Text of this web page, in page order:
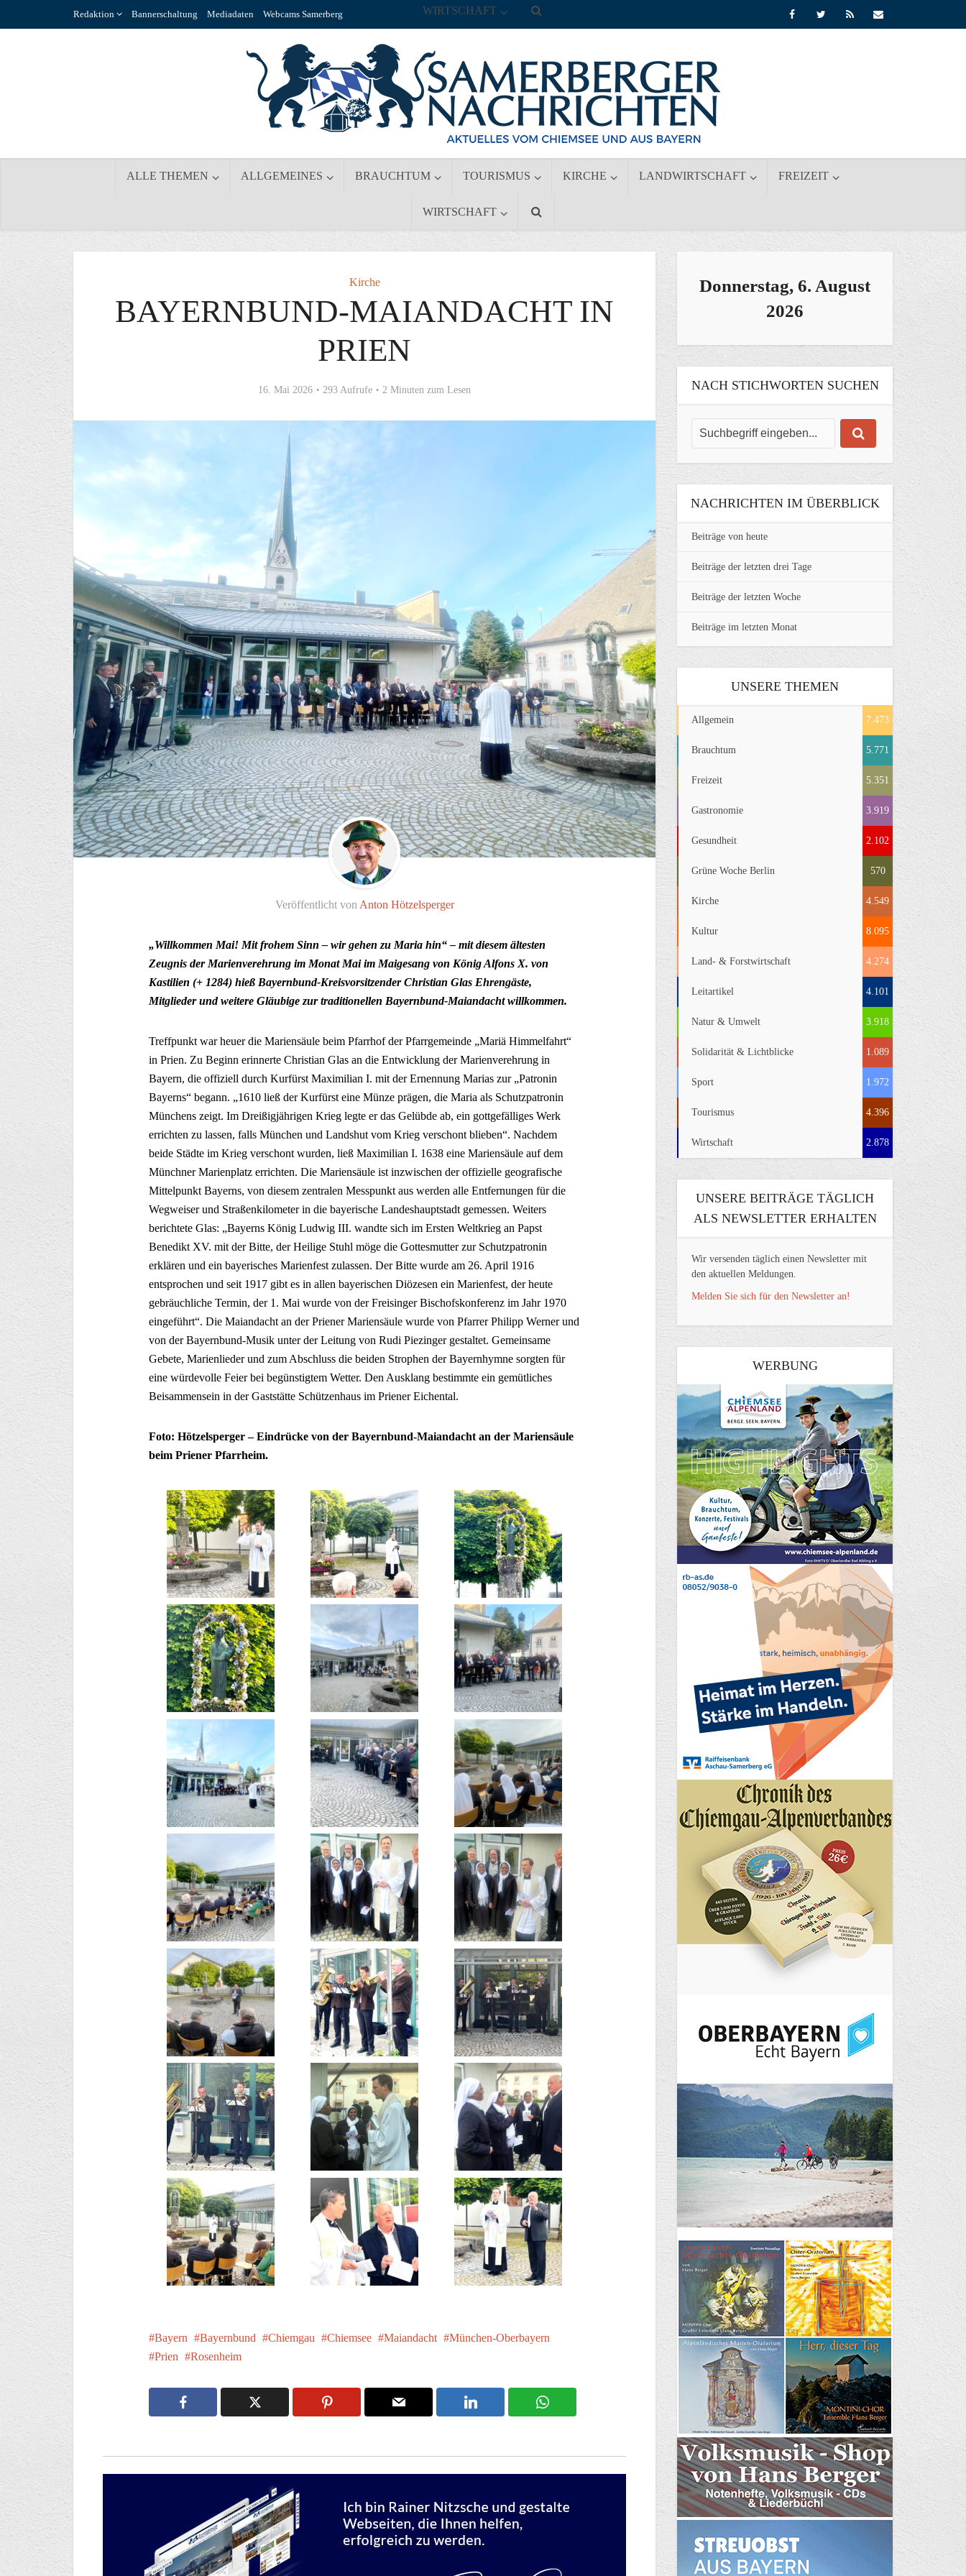
Redaktion Bannerschaltung Mediadaten Webcams Samerberg
ALLE THEMEN ALLGEMEINES BRAUCHTUM TOURISMUS KIRCHE LANDWIRTSCHAFT FREIZEIT
WIRTSCHAFT
WIRTSCHAFT
Kirche
BAYERNBUND-MAIANDACHT IN
PRIEN
16. Mai 2026 293 Aufrufe 2 Minuten zum Lesen
Veröffentlicht von Anton Hötzelsperger
„Willkommen Mai! Mit frohem Sinn – wir gehen zu Maria hin“ – mit diesem ältesten
Zeugnis der Marienverehrung im Monat Mai im Maigesang von König Alfons X. von
Kastilien (+ 1284) hieß Bayernbund-Kreisvorsitzender Christian Glas Ehrengäste,
Mitglieder und weitere Gläubige zur traditionellen Bayernbund-Maiandacht willkommen.
Treffpunkt war heuer die Mariensäule beim Pfarrhof der Pfarrgemeinde „Mariä Himmelfahrt“
in Prien. Zu Beginn erinnerte Christian Glas an die Entwicklung der Marienverehrung in
Bayern, die offiziell durch Kurfürst Maximilian I. mit der Ernennung Marias zur „Patronin
Bayerns“ begann. „1610 ließ der Kurfürst eine Münze prägen, die Maria als Schutzpatronin
Münchens zeigt. Im Dreißigjährigen Krieg legte er das Gelübde ab, ein gottgefälliges Werk
errichten zu lassen, falls München und Landshut vom Krieg verschont blieben“. Nachdem
beide Städte im Krieg verschont wurden, ließ Maximilian I. 1638 eine Mariensäule auf dem
Münchner Marienplatz errichten. Die Mariensäule ist inzwischen der offizielle geografische
Mittelpunkt Bayerns, von diesem zentralen Messpunkt aus werden alle Entfernungen für die
Wegweiser und Straßenkilometer in die bayerische Landeshauptstadt gemessen. Weiters
berichtete Glas: „Bayerns König Ludwig III. wandte sich im Ersten Weltkrieg an Papst
Benedikt XV. mit der Bitte, der Heilige Stuhl möge die Gottesmutter zur Schutzpatronin
erklären und ein bayerisches Marienfest zulassen. Der Bitte wurde am 26. April 1916
entsprochen und seit 1917 gibt es in allen bayerischen Diözesen ein Marienfest, der heute
gebräuchliche Termin, der 1. Mai wurde von der Freisinger Bischofskonferenz im Jahr 1970
eingeführt“. Die Maiandacht an der Priener Mariensäule wurde von Pfarrer Philipp Werner und
von der Bayernbund-Musik unter der Leitung von Rudi Piezinger gestaltet. Gemeinsame
Gebete, Marienlieder und zum Abschluss die beiden Strophen der Bayernhymne sorgten für
eine würdevolle Feier bei begünstigtem Wetter. Den Ausklang bestimmte ein gemütliches
Beisammensein in der Gaststätte Schützenhaus im Priener Eichental.
Foto: Hötzelsperger – Eindrücke von der Bayernbund-Maiandacht an der Mariensäule
beim Priener Pfarrheim.
Bayern Bayernbund Chiemgau Chiemsee Maiandacht
München-Oberbayern
Prien
Rosenheim
Donnerstag, 6. August
2026
NACH STICHWORTEN SUCHEN
NACHRICHTEN IM ÜBERBLICK
Beiträge von heute
Beiträge der letzten drei Tage
Beiträge der letzten Woche
Beiträge im letzten Monat
UNSERE THEMEN
Allgemein 7.473
Brauchtum 5.771
Freizeit 5.351
Gastronomie 3.919
Gesundheit 2.102
Grüne Woche Berlin 570
Kirche 4.549
Kultur 8.095
Land- & Forstwirtschaft 4.274
Leitartikel 4.101
Natur & Umwelt 3.918
Solidarität & Lichtblicke 1.089
Sport 1.972
Tourismus 4.396
Wirtschaft 2.878
UNSERE BEITRÄGE TÄGLICH
ALS NEWSLETTER ERHALTEN
Wir versenden täglich einen Newsletter mit
den aktuellen Meldungen.
Melden Sie sich für den Newsletter an!
WERBUNG